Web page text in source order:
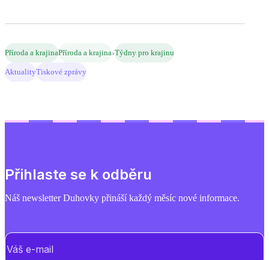
Příroda a krajinaPříroda a krajina›Týdny pro krajinu
AktualityTiskové zprávy
Přihlaste se k odběru
Náš newsletter Duhovky přináší každý měsíc nové informace.
E-mail